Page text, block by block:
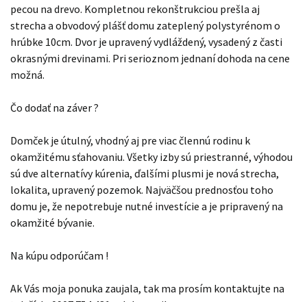
pecou na drevo. Kompletnou rekonštrukciou prešla aj
strecha a obvodový plášť domu zateplený polystyrénom o
hrúbke 10cm. Dvor je upravený vydláždený, vysadený z časti
okrasnými drevinami. Pri serioznom jednaní dohoda na cene
možná.
Čo dodať na záver ?
Domček je útulný, vhodný aj pre viac člennú rodinu k
okamžitému sťahovaniu. Všetky izby sú priestranné, výhodou
sú dve alternatívy kúrenia, ďalšími plusmi je nová strecha,
lokalita, upravený pozemok. Najväčšou prednosťou toho
domu je, že nepotrebuje nutné investície a je pripravený na
okamžité bývanie.
Na kúpu odporúčam !
Ak Vás moja ponuka zaujala, tak ma prosím kontaktujte na